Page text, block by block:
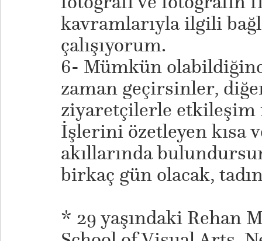
kavramlarıyla ilgili
çalışıyorum.
6- Mümkün
zaman geçirsinler,
ziyaretçilerle etkileşim
İşlerini özetleyen kısa
akıllarında
birkaç gün olacak,
* 29 yaşındaki Rehan